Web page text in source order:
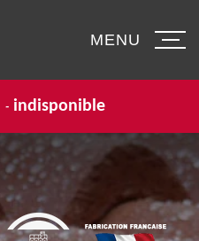
- indisponible
MENU